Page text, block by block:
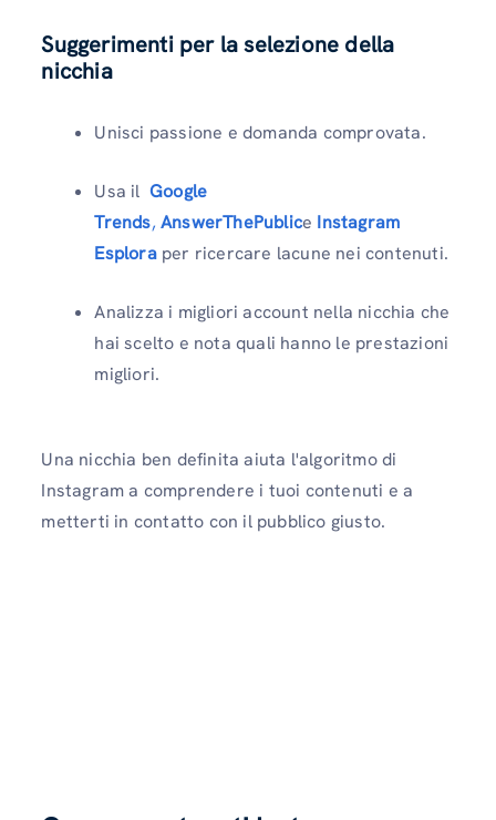
Suggerimenti per la selezione della
nicchia
Unisci passione e domanda comprovata.
Usa il Google
Trends, AnswerThePublice Instagram
Esploraper ricercare lacune nei contenuti.
Analizza i migliori account nella nicchia che
hai scelto e nota quali hanno le prestazioni
migliori.
Una nicchia ben definita aiuta l'algoritmo di
Instagram a comprendere i tuoi contenuti e a
metterti in contatto con il pubblico giusto.